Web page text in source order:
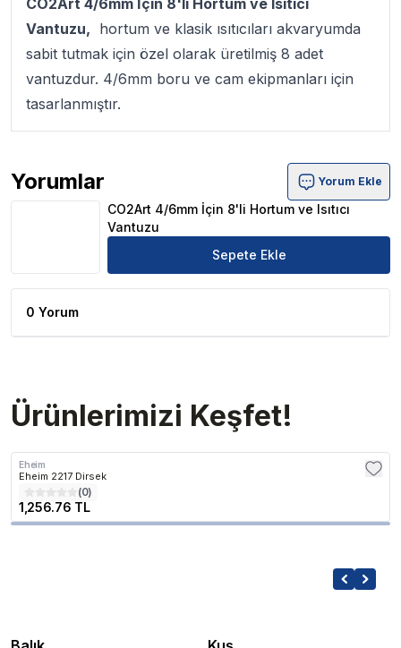
CO2Art 4/6mm İçin 8'li Hortum ve Isıtıcı
Vantuzu, hortum ve klasik ısıtıcıları akvaryumda
sabit tutmak için özel olarak üretilmiş 8 adet
vantuzdur. 4/6mm boru ve cam ekipmanları için
tasarlanmıştır.
Yorumlar
CO2Art 4/6mm İçin 8'li Hortum ve Isıtıcı Vantuzu Ürün
Yorum Ekle
CO2Art 4/6mm İçin 8'li Hortum ve Isıtıcı
Vantuzu
Sepete Ekle
0 Yorum
Ürünlerimizi Keşfet!
Eheim
Eheim 2217 Dirsek
(0)
1,256.76 TL